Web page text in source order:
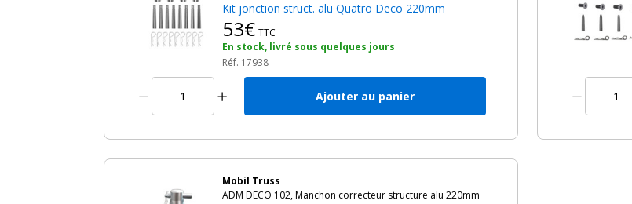
Kit jonction struct. alu Quatro Deco 220mm
53€ TTC
En stock, livré sous quelques jours
Réf. 17938
Ajouter au panier
Mobil Truss
ADM DECO 102, Manchon correcteur structure alu 220mm